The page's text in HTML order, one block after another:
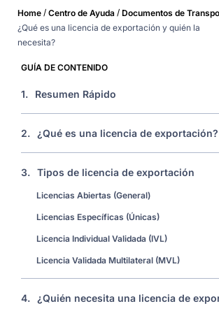
Home / Centro de Ayuda / Documentos de
¿Qué es una licencia de exportación y quién la
necesita?
GUÍA DE CONTENIDO
1. Resumen Rápido
2. ¿Qué es una licencia de exportación?
3. Tipos de licencia de exportación
Licencias Abiertas (General)
Licencias Específicas (Únicas)
Licencia Individual Validada (IVL)
Licencia Validada Multilateral (MVL)
4. ¿Quién necesita una licencia de